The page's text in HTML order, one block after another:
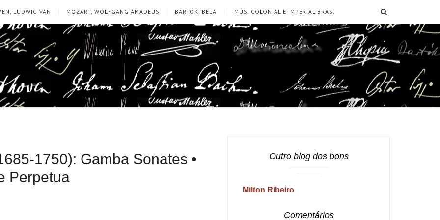
LUDWIG VAN MOZART, WOLFGANG AMADEUS BARTÓK, BÉLA -MÚS. COLONIAL E IMPERIAL BRAS.
1750): Gamba Sonates •
Perpetua
Outro blog dos bons
Milton Ribeiro
Comentários